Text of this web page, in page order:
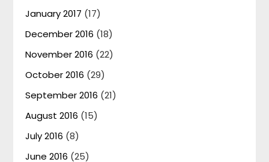
January 2017 (17)
December 2016 (18)
November 2016 (22)
October 2016 (29)
September 2016 (21)
August 2016 (15)
July 2016 (8)
June 2016 (25)